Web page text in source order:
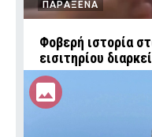
ΠΑΡΑΞΕΝΑ
Φοβερή ιστορία
εισιτηρίου